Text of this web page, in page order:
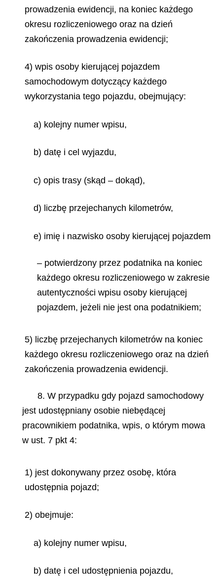
prowadzenia ewidencji, na koniec każdego
okresu rozliczeniowego oraz na dzień
zakończenia prowadzenia ewidencji;
4) wpis osoby kierującej pojazdem
samochodowym dotyczący każdego
wykorzystania tego pojazdu, obejmujący:
a) kolejny numer wpisu,
b) datę i cel wyjazdu,
c) opis trasy (skąd – dokąd),
d) liczbę przejechanych kilometrów,
e) imię i nazwisko osoby kierującej pojazdem
– potwierdzony przez podatnika na koniec
każdego okresu rozliczeniowego w zakresie
autentyczności wpisu osoby kierującej
pojazdem, jeżeli nie jest ona podatnikiem;
5) liczbę przejechanych kilometrów na koniec
każdego okresu rozliczeniowego oraz na dzień
zakończenia prowadzenia ewidencji.
8. W przypadku gdy pojazd samochodowy
jest udostępniany osobie niebędącej
pracownikiem podatnika, wpis, o którym mowa
w ust. 7 pkt 4:
1) jest dokonywany przez osobę, która
udostępnia pojazd;
2) obejmuje:
a) kolejny numer wpisu,
b) datę i cel udostępnienia pojazdu,